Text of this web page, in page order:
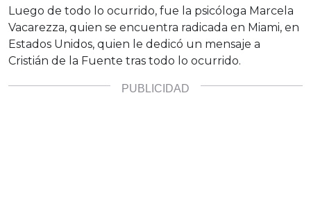
Luego de todo lo ocurrido, fue la psicóloga Marcela
Vacarezza, quien se encuentra radicada en Miami, en
Estados Unidos, quien le dedicó un mensaje a
Cristián de la Fuente tras todo lo ocurrido.